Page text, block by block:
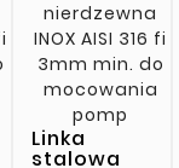
Linka
stalowa